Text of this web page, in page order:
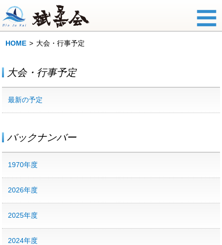
HOME 大会・行事予定
大会・行事予定
最新の予定
バックナンバー
1970年度
2026年度
2025年度
2024年度